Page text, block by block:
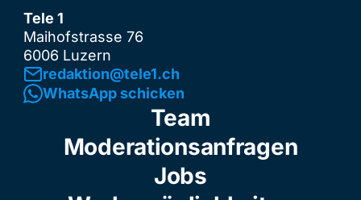
Tele 1
Maihofstrasse 76
6006 Luzern
redaktion@tele1.ch
WhatsApp schicken
Team
Moderationsanfragen
Jobs